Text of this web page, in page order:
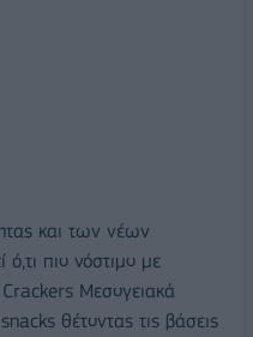
και των νέων
πιο νόστιμο με
Μεσογειακά
θέτοντας τις βάσεις